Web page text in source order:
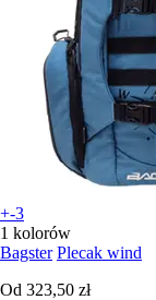
+-3
1 kolorów
Bagster Plecak wind
Od 323,50 zł